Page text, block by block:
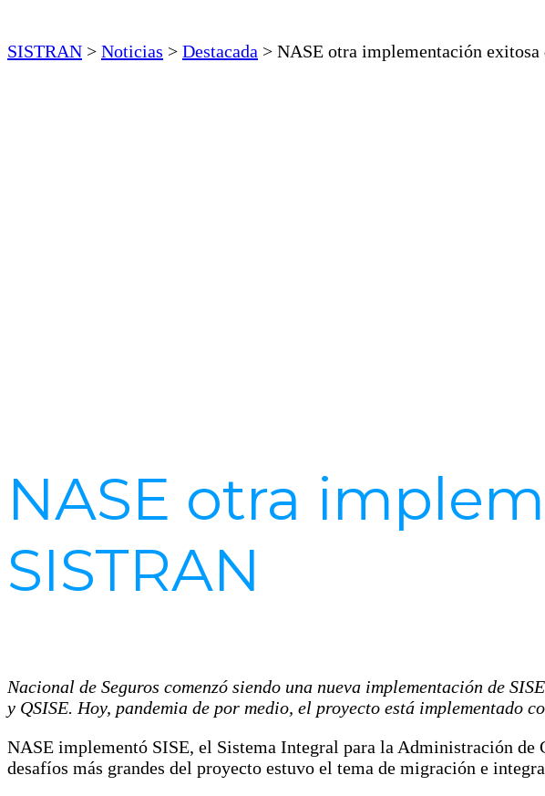
SISTRAN > Noticias > Destacada > NASE otra implementación exitosa
NASE otra
SISTRAN
Nacional de Seguros comenzó siendo una nueva implementación de
y QSISE. Hoy, pandemia de por medio, el proyecto está implementado
NASE implementó SISE, el Sistema Integral para la Administración de
desafíos más grandes del proyecto estuvo el tema de migración e